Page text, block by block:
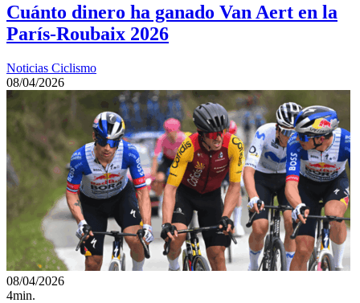
Cuánto dinero ha ganado Van Aert en la
París-Roubaix 2026
Noticias Ciclismo
08/04/2026
08/04/2026
4min.